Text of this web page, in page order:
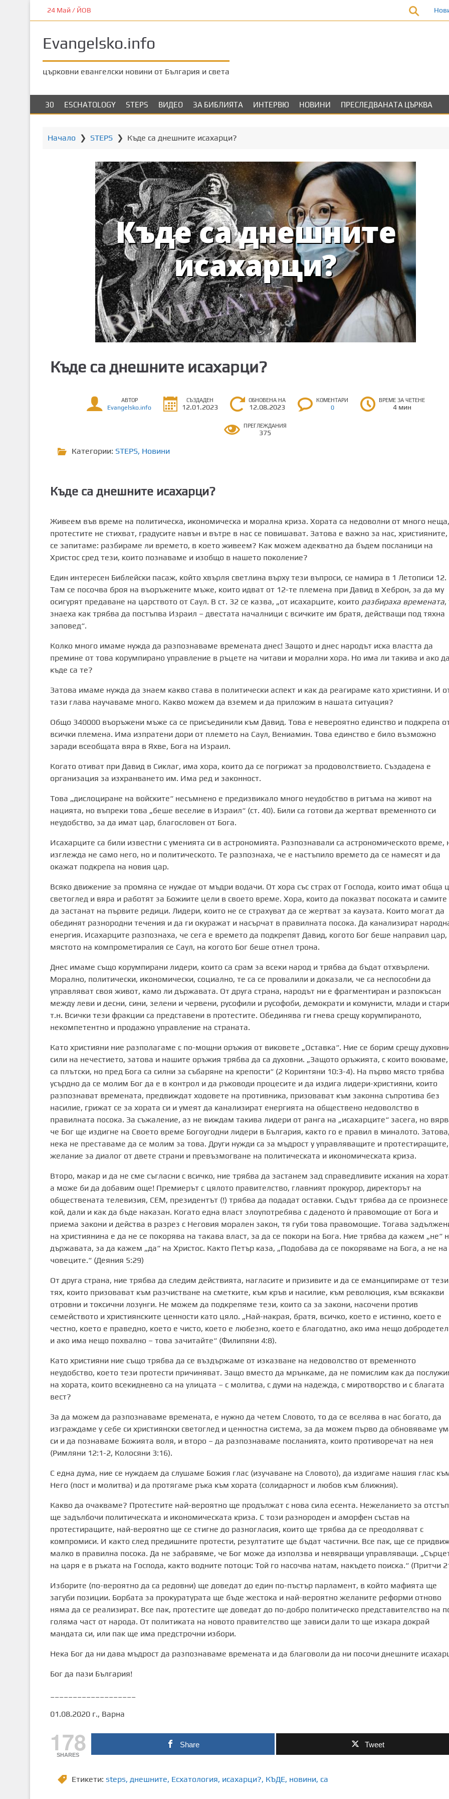
к
24 Май / ЙОВ
Evangelsko.info
църковни евангелски новини от България и света
30 ESCHATOLOGY STEPS ВИДЕО ЗА БИБЛИЯТА ИНТЕРВЮ НОВИНИ ПРЕСЛЕДВАНАТА ЦЪРКВА
Начало ❯ STEPS❯ Къде са днешните исахарци?
Къде са днешните исахарци?
АВТОР
Evangelsko.info
СЪЗДАДЕН
12.01.2023
ОБНОВЕНА НА
12.08.2023
КОМЕНТАРИ
0
ВРЕМЕ ЗА ЧЕТЕНЕ
4 мин
ПРЕГЛЕЖДАНИЯ
375
Категории: STEPS, Новини
Къде са днешните исахарци?
Живеем във време на политическа, икономическа и морална криза. Хората са недоволни от много неща,
протестите не стихват, градусите навън и вътре в нас се повишават. Затова е важно за нас, християните,
се запитаме: разбираме ли времето, в което живеем? Как можем адекватно да бъдем посланици на
Христос сред тези, които познаваме и изобщо в нашето поколение?
Един интересен Библейски пасаж, който хвърля светлина върху тези въпроси, се намира в 1 Летописи 12.
Там се посочва броя на въоръжените мъже, които идват от 12-те племена при Давид в Хеброн, за да му
осигурят предаване на царството от Саул. В ст. 32 се казва, „от исахарците, които разбираха времената,
знаеха как трябва да постъпва Израил – двестата началници с всичките им братя, действащи под тяхна
заповед“.
Колко много имаме нужда да разпознаваме времената днес! Защото и днес народът иска властта да
премине от това корумпирано управление в ръцете на читави и морални хора. Но има ли такива и ако
къде са те?
Затова имаме нужда да знаем какво става в политически аспект и как да реагираме като християни. И
тази глава научаваме много. Какво можем да вземем и да приложим в нашата ситуация?
Общо 340000 въоръжени мъже са се присъединили към Давид. Това е невероятно единство и подкрепа
всички племена. Има изпратени дори от племето на Саул, Вениамин. Това единство е било възможно
заради всеобщата вяра в Яхве, Бога на Израил.
Когато отиват при Давид в Сиклаг, има хора, които да се погрижат за продоволствието. Създадена е
организация за изхранването им. Има ред и законност.
Това „дислоциране на войските“ несъмнено е предизвикало много неудобство в ритъма на живот на
нацията, но въпреки това „беше веселие в Израил“ (ст. 40). Били са готови да жертват временното си
неудобство, за да имат цар, благословен от Бога.
Исахарците са били известни с уменията си в астрономията. Разпознавали са астрономическото време,
изглежда не само него, но и политическото. Те разпознаха, че е настъпило времето да се намесят и да
окажат подкрепа на новия цар.
Всяко движение за промяна се нуждае от мъдри водачи. От хора със страх от Господа, които имат обща
светоглед и вяра и работят за Божиите цели в своето време. Хора, които да показват посоката и самите
да застанат на първите редици. Лидери, които не се страхуват да се жертват за каузата. Които могат да
обединят разнородни течения и да ги окуражат и насърчат в правилната посока. Да канализират
енергия. Исахарците разпознаха, че сега е времето да подкрепят Давид, когото Бог беше направил цар,
мястото на компрометиралия се Саул, на когото Бог беше отнел трона.
Днес имаме също корумпирани лидери, които са срам за всеки народ и трябва да бъдат отхвърлени.
Морално, политически, икономически, социално, те са се провалили и доказали, че са неспособни да
управляват своя живот, камо ли държавата. От друга страна, народът ни е фрагментиран и разпокъсан
между леви и десни, сини, зелени и червени, русофили и русофоби, демократи и комунисти, млади и
т.н. Всички тези фракции са представени в протестите. Обединява ги гнева срещу корумпираното,
некомпетентно и продажно управление на страната.
Като християни ние разполагаме с по-мощни оръжия от виковете „Оставка“. Ние се борим срещу
сили на нечестието, затова и нашите оръжия трябва да са духовни. „Защото оръжията, с които
са плътски, но пред Бога са силни за събаряне на крепости“ (2 Коринтяни 10:3-4). На първо място трябва
усърдно да се молим Бог да е в контрол и да ръководи процесите и да издига лидери-християни, които
разпознават времената, предвиждат ходовете на противника, призовават към законна съпротива без
насилие, грижат се за хората си и умеят да канализират енергията на обществено недоволство в
правилната посока. За съжаление, аз не виждам такива лидери от ранга на „исахарците“ засега, но
че Бог ще издигне на Своето време Богоугодни лидери в България, както го е правил в миналото. Затова,
нека не преставаме да се молим за това. Други нужди са за мъдрост у управляващите и протестиращите,
желание за диалог от двете страни и превъзмогване на политическата и икономическата криза.
Второ, макар и да не сме съгласни с всичко, ние трябва да застанем зад справедливите искания на
а може би да добавим още! Премиерът с цялото правителство, главният прокурор, директорът на
обществената телевизия, СЕМ, президентът (!) трябва да подадат оставки. Съдът трябва да се произнесе
кой, дали и как да бъде наказан. Когато една власт злоупотребява с даденото ѝ правомощие от Бога и
приема закони и действа в разрез с Неговия морален закон, тя губи това правомощие. Тогава
на християнина е да не се покорява на такава власт, за да се покори на Бога. Ние трябва да кажем „не“
държавата, за да кажем „да“ на Христос. Както Петър каза, „Подобава да се покоряваме на Бога, а не на
човеците.“ (Деяния 5:29)
От друга страна, ние трябва да следим действията, нагласите и призивите и да се еманципираме от
тях, които призовават към разчистване на сметките, към кръв и насилие, към революция, към всякакви
отровни и токсични лозунги. Не можем да подкрепяме тези, които са за закони, насочени против
семейството и християнските ценности като цяло. „Най-накрая, братя, всичко, което е истинно, което е
честно, което е праведно, което е чисто, което е любезно, което е благодатно, ако има нещо
и ако има нещо похвално – това зачитайте“ (Филипяни 4:8).
Като християни ние също трябва да се въздържаме от изказване на недоволство от временното
неудобство, което тези протести причиняват. Защо вместо да мрънкаме, да не помислим как да
на хората, които всекидневно са на улицата – с молитва, с думи на надежда, с миротворство и с благата
вест?
За да можем да разпознаваме времената, е нужно да четем Словото, то да се вселява в нас богато, да
изграждаме у себе си християнски светоглед и ценностна система, за да можем първо да обновяваме
си и да познаваме Божията воля, и второ – да разпознаваме посланията, които противоречат на нея
(Римляни 12:1-2, Колосяни 3:16).
С една дума, ние се нуждаем да слушаме Божия глас (изучаване на Словото), да издигаме нашия глас
Него (пост и молитва) и да протягаме ръка към хората (солидарност и любов към ближния).
Какво да очакваме? Протестите най-вероятно ще продължат с нова сила есента. Нежеланието за
ще задълбочи политическата и икономическата криза. С този разнороден и аморфен състав на
протестиращите, най-вероятно ще се стигне до разногласия, които ще трябва да се преодоляват с
компромиси. И както след предишните протести, резултатите ще бъдат частични. Все пак, ще се
малко в правилна посока. Да не забравяме, че Бог може да използва и невярващи управляващи.
на царя е в ръката на Господа, както водните потоци: Той го насочва натам, накъдето поиска.“ (Притчи
Изборите (по-вероятно да са редовни) ще доведат до един по-пъстър парламент, в който мафията ще
загуби позиции. Борбата за прокуратурата ще бъде жестока и най-вероятно желаните реформи отново
няма да се реализират. Все пак, протестите ще доведат до по-добро политическо представителство на
голяма част от народа. От политиката на новото правителство ще зависи дали то ще изкара докрай
мандата си, или пак ще има предстрочни избори.
Нека Бог да ни дава мъдрост да разпознаваме времената и да благоволи да ни посочи днешните
Бог да пази България!
01.08.2020 г., Варна
178
SHARES
Share Tweet
Етикети: steps, днешните, Есхатология, исахарци?, КЪДЕ, новини, са